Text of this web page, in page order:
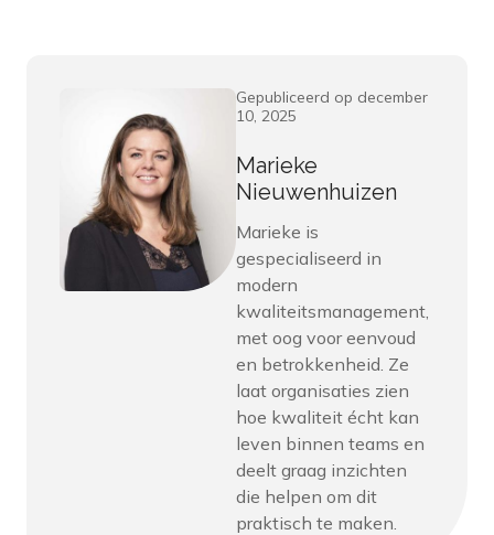
Gepubliceerd op december
10, 2025
Marieke
Nieuwenhuizen
Marieke is
gespecialiseerd in
modern
kwaliteitsmanagement,
met oog voor eenvoud
en betrokkenheid. Ze
laat organisaties zien
hoe kwaliteit écht kan
leven binnen teams en
deelt graag inzichten
die helpen om dit
praktisch te maken.